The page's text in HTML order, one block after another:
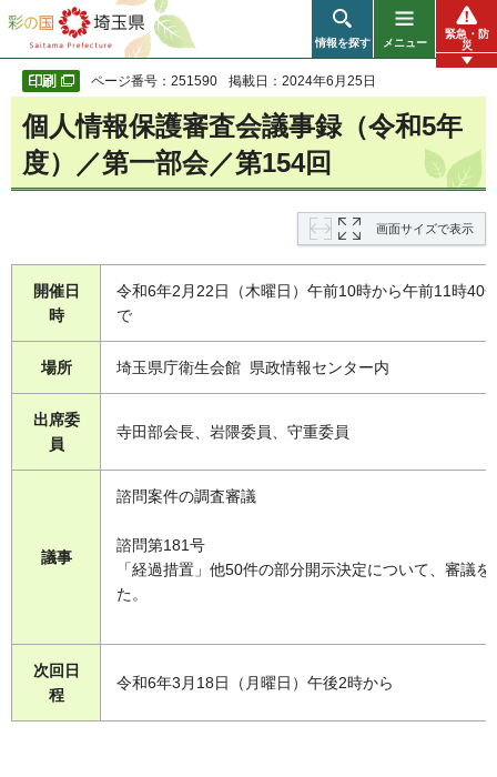
彩の国 埼玉県
情報を探す メニュー
緊急・防
災
ページ番号：251590 掲載日：2024年6月25日
個人情報保護審査会議事録（令和5年
度）／第一部会／第154回
画面サイズで表示
開催日
時
令和6年2月22日（木曜日）午前10時から午前11時40
で
場所 埼玉県庁衛生会館 県政情報センター内
出席委
員
寺田部会長、岩隈委員、守重委員
議事
諮問案件の調査審議
諮問第181号
「経過措置」他50件の部分開示決定について、審議を
た。
次回日
程
令和6年3月18日（月曜日）午後2時から